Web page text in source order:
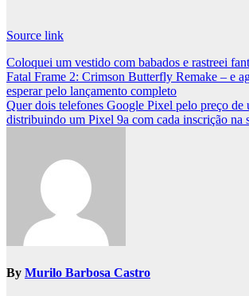
Source link
Post
navigation
Coloquei um vestido com babados e rastreei
Fatal Frame 2: Crimson Butterfly Remake – e
esperar pelo lançamento completo
Quer dois telefones Google Pixel pelo preço de
distribuindo um Pixel 9a com cada inscrição na
By Murilo Barbosa Castro